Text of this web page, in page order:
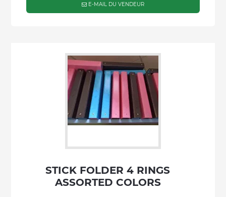
E-MAIL DU VENDEUR
STICK FOLDER 4 RINGS
ASSORTED COLORS